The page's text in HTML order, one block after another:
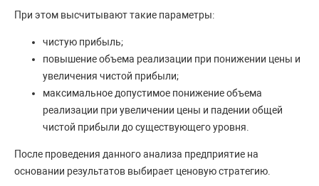
При этом высчитывают такие параметры:
чистую прибыль;
повышение объема реализации при понижении цены и
увеличения чистой прибыли;
максимальное допустимое понижение объема
реализации при увеличении цены и падении общей
чистой прибыли до существующего уровня.
После проведения данного анализа предприятие на
основании результатов выбирает ценовую стратегию.